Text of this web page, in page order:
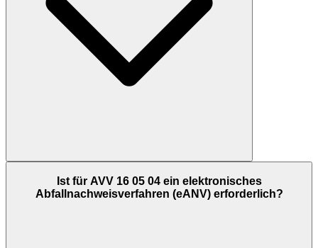
Ist für AVV 16 05 04 ein elektronisches
Abfallnachweisverfahren (eANV) erforderlich?